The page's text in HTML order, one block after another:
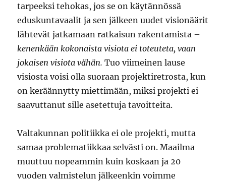
tarpeeksi tehokas, jos se on käytännössä
eduskuntavaalit ja sen jälkeen uudet visionäärit
lähtevät jatkamaan ratkaisun rakentamista –
kenenkään kokonaista visiota ei toteuteta, vaan
jokaisen visiota vähän. Tuo viimeinen lause
visiosta voisi olla suoraan projektiretrosta, kun
on keräännytty miettimään, miksi projekti ei
saavuttanut sille asetettuja tavoitteita.
Valtakunnan politiikka ei ole projekti, mutta
samaa problematiikkaa selvästi on. Maailma
muuttuu nopeammin kuin koskaan ja 20
vuoden valmistelun jälkeenkin voimme